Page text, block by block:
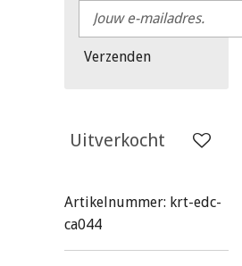
Verzenden
Uitverkocht
Artikelnummer: krt-edc-
ca044